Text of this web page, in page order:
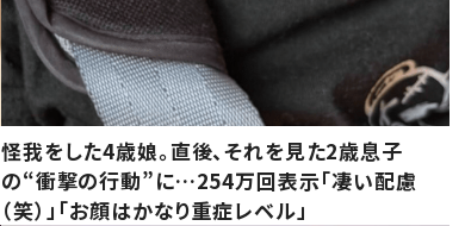
怪我をした4歳娘。直後、それを見た2歳息子
の“衝撃の行動”に…254万回表示「凄い配慮
（笑）」「お顔はかなり重症レベル」